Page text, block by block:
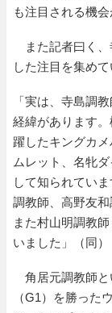
も注目される機
また記者曰く、
した注目を集めて
「実は、寺島調
経緯があります
躍したキングカ
ムレット、名牝
して知られてい
調教師、高野友和
また村山明調教
いました」（同）
角居元調教師と
（G1）を勝った